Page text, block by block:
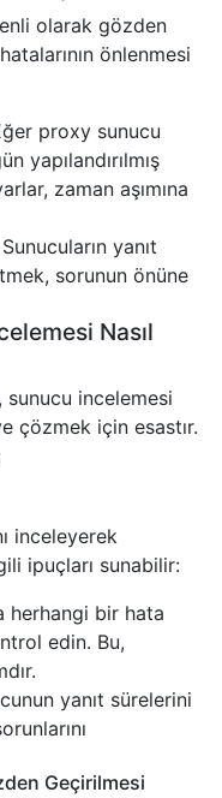
olarak gözden
önlenmesi
proxy sunucu
yapılandırılmış
zaman aşımına
Sunucuların yanıt
sorunun önüne
Nasıl
sunucu incelemesi
çözmek için esastır.
inceleyerek
ipuçları sunabilir:
herhangi bir hata
edin. Bu,
yanıt sürelerini
Geçirilmesi